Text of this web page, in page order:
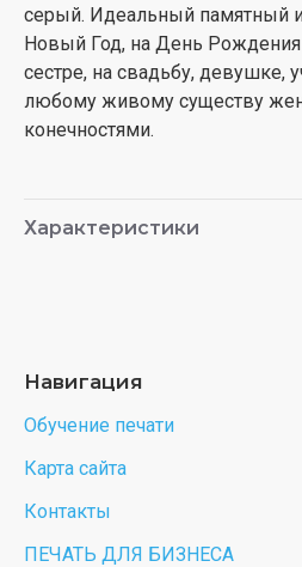
серый. Идеальный памятный
Новый Год, на День Рождения
сестре, на свадьбу, девушке,
любому живому существу
конечностями.
Характеристики
Навигация
Обучение печати
Карта сайта
Контакты
ПЕЧАТЬ ДЛЯ БИЗНЕСА